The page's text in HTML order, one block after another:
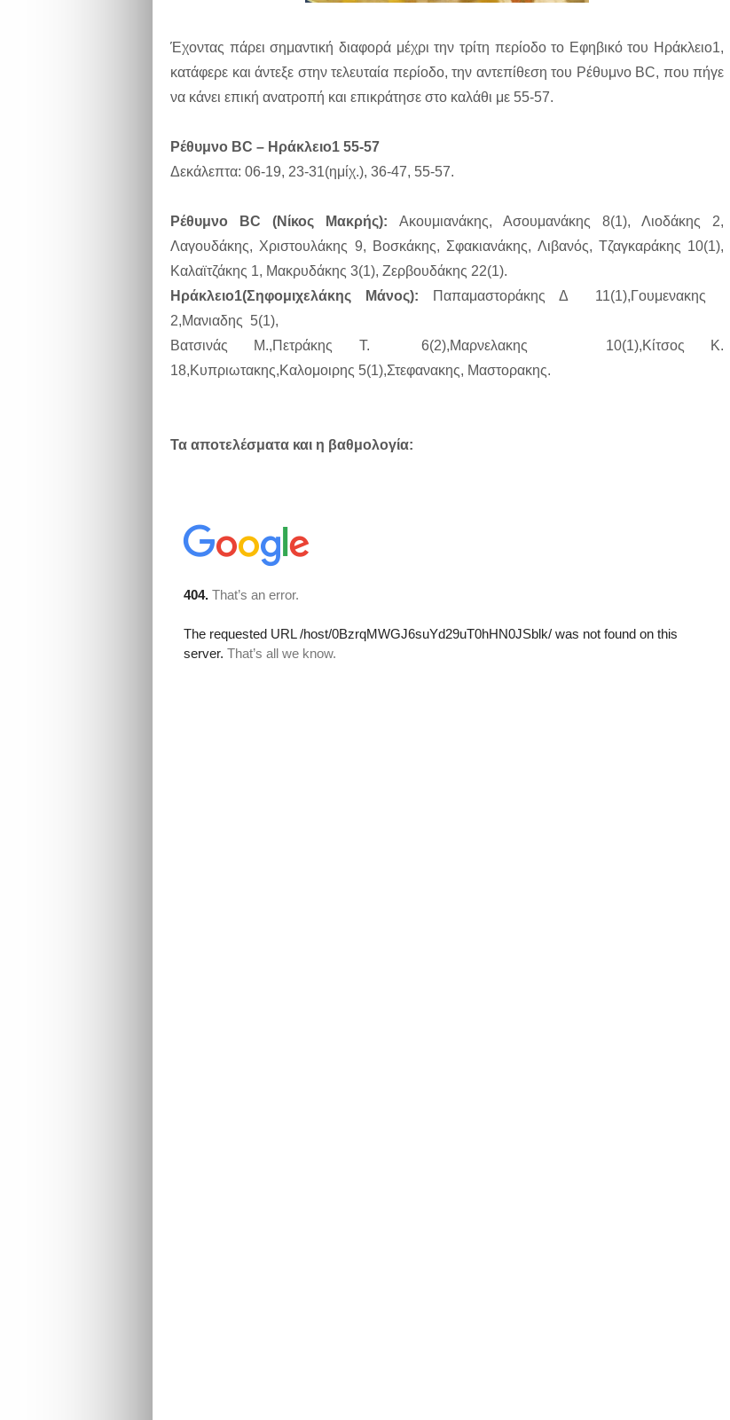
Έχοντας πάρει σημαντική διαφορά μέχρι την τρίτη περίοδο το Εφηβικό του Ηράκλειο1,
κατάφερε και άντεξε στην τελευταία περίοδο, την αντεπίθεση του Ρέθυμνο BC, που πήγε
να κάνει επική ανατροπή και επικράτησε στο καλάθι με 55-57.
Ρέθυμνο BC – Ηράκλειο1 55-57
Δεκάλεπτα: 06-19, 23-31(ημίχ.), 36-47, 55-57.
Ρέθυμνο BC (Νίκος Μακρής):Ακουμιανάκης, Ασουμανάκης 8(1), Λιοδάκης 2,
Λαγουδάκης, Χριστουλάκης 9, Βοσκάκης, Σφακιανάκης, Λιβανός, Τζαγκαράκης 10(1),
Καλαϊτζάκης 1, Μακρυδάκης 3(1), Ζερβουδάκης 22(1).
Ηράκλειο1(Σηφομιχελάκης Μάνος):
Παπαμαστοράκης Δ 11(1),Γουμενακης
2,Μανιαδης 5(1),
Βατσινάς Μ.,Πετράκης Τ. 6(2),Μαρνελακης 10(1),Κίτσος Κ.
18,Κυπριωτακης,Καλομοιρης 5(1),Στεφανακης, Μαστορακης.
Τα αποτελέσματα και η βαθμολογία: